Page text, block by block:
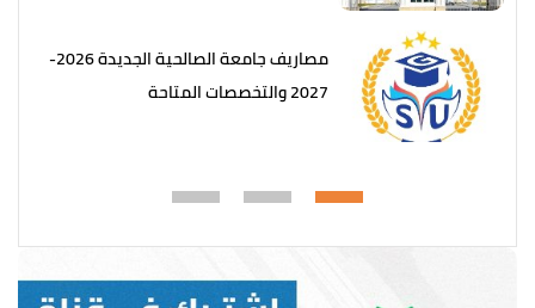
مصاريف جامعة الصالحية الجديدة 2026-
2027 والتخصصات المتاحة